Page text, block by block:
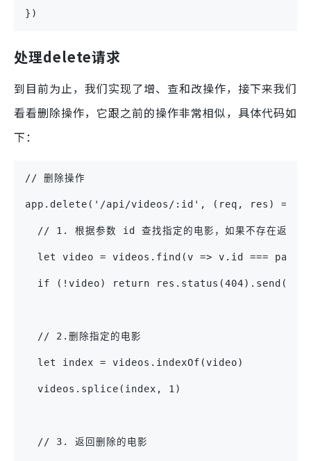
})
处理delete请求
到目前为止，我们实现了增、查和改操作，接下来我们
看看删除操作，它跟之前的操作非常相似，具体代码如
下：
// 删除操作
app.delete('/api/videos/:id', (req, res) => {
// 1. 根据参数 id 查找指定的电影，如果不存在返回
let video = videos.find(v => v.id ===
if (!video) return
  // 2.删除指定的电影
  let index = videos.indexOf(video)
  videos.splice(index, 1)
  // 3. 返回删除的电影